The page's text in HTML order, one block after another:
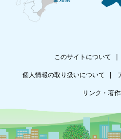
このサイトについて
個人情報の取り扱いについて
リンク・著